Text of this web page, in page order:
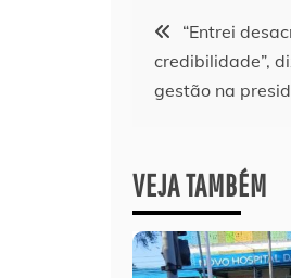
Navegação
de
“Entrei
credibilidade”,
gestão na
VEJA TAMBÉM